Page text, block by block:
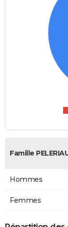
Famille
Hommes
Femmes